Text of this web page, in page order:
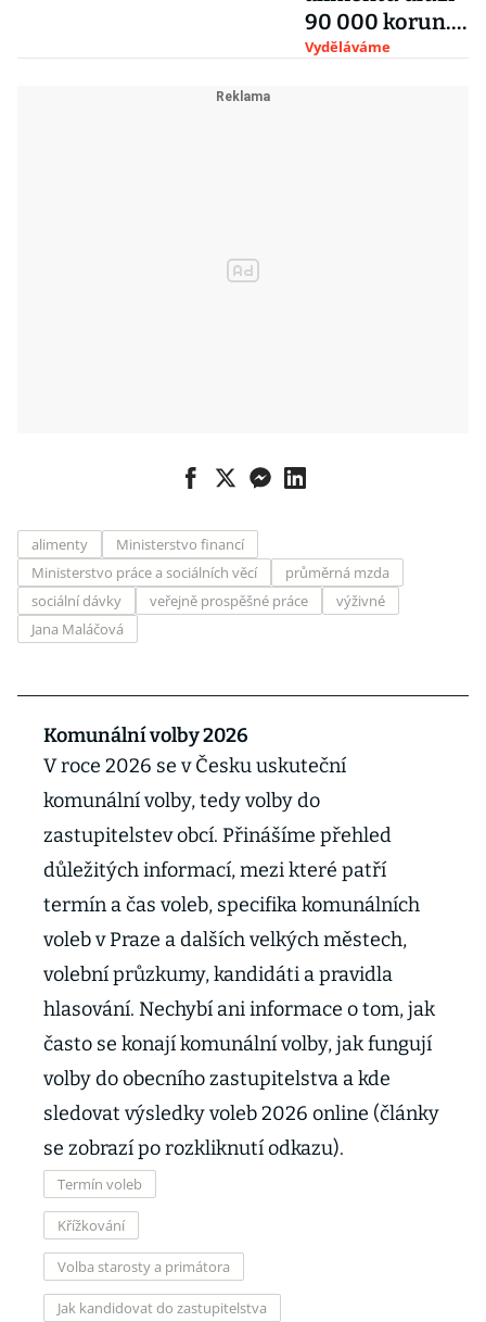
90 000 korun.
Co ještě mají
Vyděláváme
alimenty
Ministerstvo financí
Ministerstvo práce a sociálních věcí
průměrná mzda
sociální dávky
veřejně prospěšné práce
výživné
Jana Maláčová
Komunální volby 2026
V roce 2026 se v Česku uskuteční
komunální volby, tedy volby do
zastupitelstev obcí. Přinášíme přehled
důležitých informací, mezi které patří
termín a čas voleb, specifika komunálních
voleb v Praze a dalších velkých městech,
volební průzkumy, kandidáti a pravidla
hlasování. Nechybí ani informace o tom, jak
často se konají komunální volby, jak fungují
volby do obecního zastupitelstva a kde
sledovat výsledky voleb 2026 online (články
se zobrazí po rozkliknutí odkazu).
Termín voleb
Křížkování
Volba starosty a primátora
Jak kandidovat do zastupitelstva